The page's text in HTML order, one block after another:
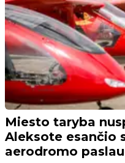
Miesto taryba
Aleksote esančio
aerodromo